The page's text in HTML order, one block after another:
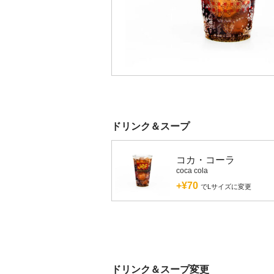
ドリンク＆スープ
コカ・コーラ
coca cola
+¥70 でLサイズに変更
ドリンク＆スープ変更